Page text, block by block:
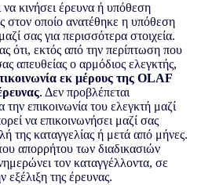
κινήσει έρευνα ή υπόθεση
στον οποίο ανατέθηκε η υπόθεση
σας για περισσότερα στοιχεία.
ότι, εκτός από την περίπτωση που
απευθείας ο αρμόδιος ελεγκτής,
εκ μέρους της OLAF
. Δεν προβλέπεται
την επικοινωνία του ελεγκτή μαζί
να επικοινωνήσει μαζί σας
της καταγγελίας ή μετά από μήνες.
απορρήτου των διαδικασιών
τον καταγγέλλοντα, σε
εξέλιξη της έρευνας.